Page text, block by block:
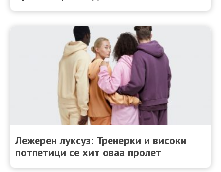
Лежерен луксуз: Тренерки и високи
потпетици се хит оваа пролет